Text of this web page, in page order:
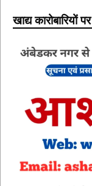
खाद्य कारोबारियों